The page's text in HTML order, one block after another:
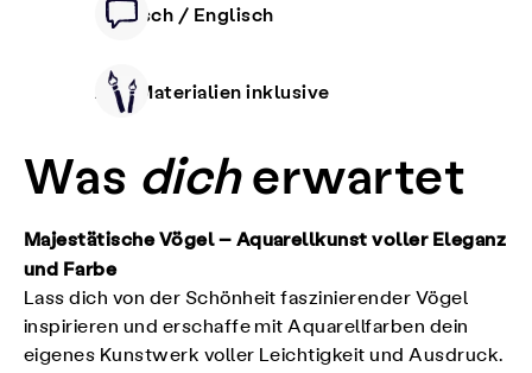
Deutsch / Englisch
Alle Materialien inklusive
Was dicherwartet
Majestätische Vögel – Aquarellkunst voller Eleganz
und Farbe
Lass dich von der Schönheit faszinierender Vögel
inspirieren und erschaffe mit Aquarellfarben dein
eigenes Kunstwerk voller Leichtigkeit und Ausdruck.